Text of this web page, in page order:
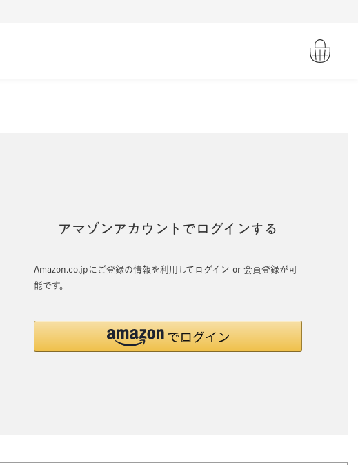
アマゾンアカウントでログインする
Amazon.co.jpにご登録の情報を利用してログイン or 会員登録が可
能です。